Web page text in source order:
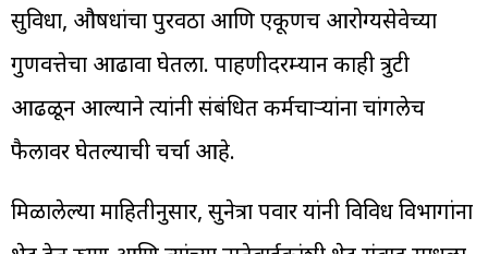
सुविधा, औषधांचा पुरवठा आणि एकूणच आरोग्यसेवेच्या
गुणवत्तेचा आढावा घेतला. पाहणीदरम्यान काही त्रुटी
आढळून आल्याने त्यांनी संबंधित कर्मचाऱ्यांना चांगलेच
फैलावर घेतल्याची चर्चा आहे.
मिळालेल्या माहितीनुसार, सुनेत्रा पवार यांनी विविध विभागांना